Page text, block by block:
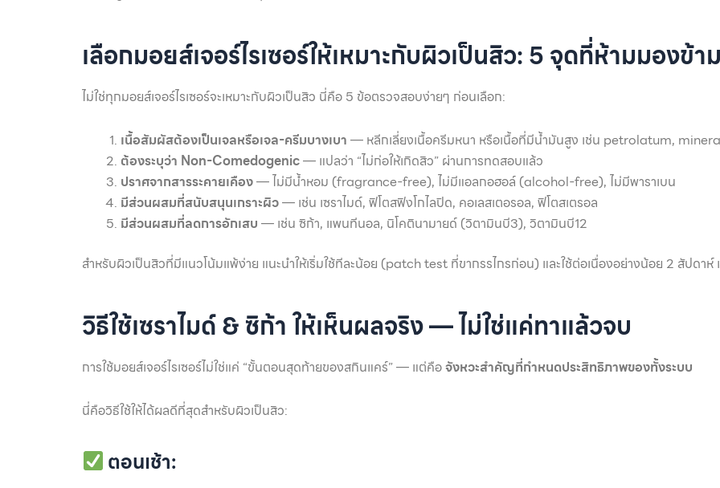
เลือกมอยส์เจอร์ไรเซอร์ให้เหมาะกับผิวเป็นสิว: 5 จุดที่ห้ามมองข้าม
ไม่ใช่ทุกมอยส์เจอร์ไรเซอร์จะเหมาะกับผิวเป็นสิว นี่คือ 5 ข้อตรวจสอบง่ายๆ ก่อนเลือก:
เนื้อสัมผัสต้องเป็นเจลหรือเจล-ครีมบางเบา — หลีกเลี่ยงเนื้อครีมหนา หรือเนื้อที่มีน้ำมันสูง เช่น petrolatum,
ต้องระบุว่า Non-Comedogenic— แปลว่า “ไม่ก่อให้เกิดสิว” ผ่านการทดสอบแล้ว
ปราศจากสารระคายเคือง— ไม่มีน้ำหอม (fragrance-free), ไม่มีแอลกอฮอล์ (alcohol-free), ไม่มีพาราเบน
มีส่วนผสมที่สนับสนุนเกราะผิว— เช่น เซราไมด์, ฟิโตสฟิงโกไลปิด, คอเลสเตอรอล, ฟิโตสเตรอล
มีส่วนผสมที่ลดการอักเสบ — เช่น ซิก้า, แพนทีนอล, นิโคตินามายด์ (วิตามินบี3), วิตามินบี12
สำหรับผิวเป็นสิวที่มีแนวโน้มแพ้ง่าย แนะนำให้เริ่มใช้ทีละน้อย (patch test ที่ขากรรไกรก่อน) และใช้ต่อเนื่องอย่างน้อย 2 สัปดา
วิธีใช้เซราไมด์ & ซิก้า ให้เห็นผลจริง — ไม่ใช่แค่ทาแล้วจบ
การใช้มอยส์เจอร์ไรเซอร์ไม่ใช่แค่ “ขั้นตอนสุดท้ายของสกินแคร์” — แต่คือจังหวะสำคัญที่กำหนดประสิทธิภาพของทั้งระบบ
นี่คือวิธีใช้ให้ได้ผลดีที่สุดสำหรับผิวเป็นสิว:
ตอนเช้า: